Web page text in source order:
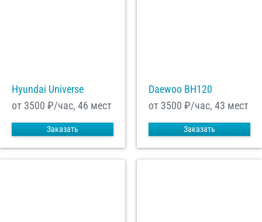
Hyundai Universe
от 3500 ₽/час, 46 мест
Заказать
Daewoo ВН120
от 3500 ₽/час, 43 мест
Заказать